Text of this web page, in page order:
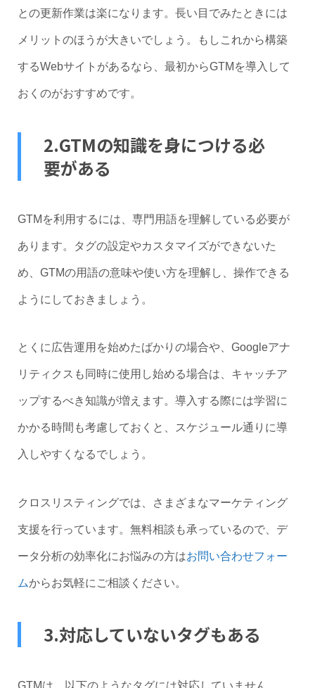
との更新作業は楽になります。長い目でみたときには
メリットのほうが大きいでしょう。もしこれから構築
するWebサイトがあるなら、最初からGTMを導入して
おくのがおすすめです。
2.GTMの知識を身につける必
要がある
GTMを利用するには、専門用語を理解している必要が
あります。タグの設定やカスタマイズができないた
め、GTMの用語の意味や使い方を理解し、操作できる
ようにしておきましょう。
とくに広告運用を始めたばかりの場合や、Googleアナ
リティクスも同時に使用し始める場合は、キャッチア
ップするべき知識が増えます。導入する際には学習に
かかる時間も考慮しておくと、スケジュール通りに導
入しやすくなるでしょう。
クロスリスティングでは、さまざまなマーケティング
支援を行っています。無料相談も承っているので、デ
ータ分析の効率化にお悩みの方はお問い合わせフォー
ムからお気軽にご相談ください。
3.対応していないタグもある
GTMは、以下のようなタグには対応していません。